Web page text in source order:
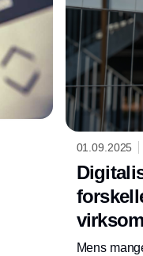
01.09.2025
Mens